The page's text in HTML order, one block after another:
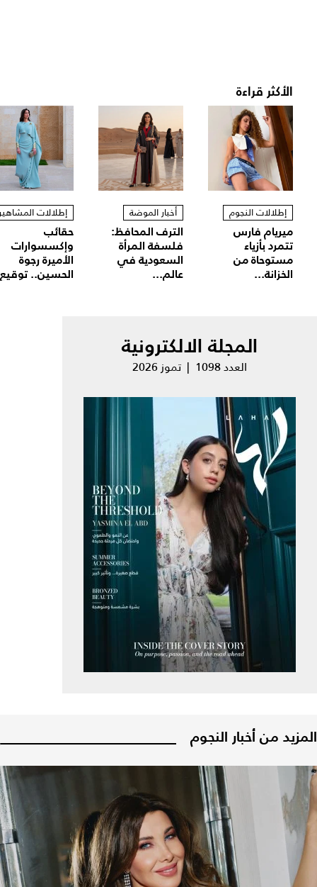
الأكثر قراءة
إطلالات النجوم
ميريام فارس
تتمرد بأزياء
مستوحاة من
الخزانة...
أخبار الموضة
الترف المحافظ:
فلسفة المرأة
السعودية في
عالم...
إطلالات
حقائب
وإكسسوارات
الأميرة رجوة
الحسين..
المجلة الالكترونية
العدد 1098 | تموز 2026
المزيد من أخبار النجوم